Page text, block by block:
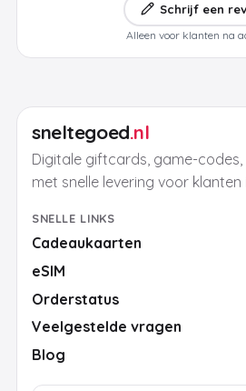
Schrijf een
Alleen voor klanten na
sneltegoed.nl
Digitale giftcards, game-codes,
met snelle levering voor klanten
SNELLE LINKS
Cadeaukaarten
eSIM
Orderstatus
Veelgestelde vragen
Blog